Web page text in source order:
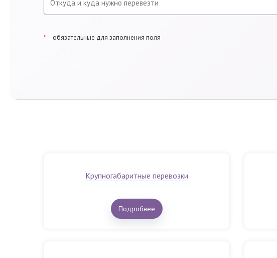
* – обязательные для заполнения поля
Крупногабаритные перевозки
Подробнее